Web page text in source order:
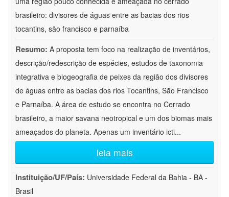
brasileiro: divisores de águas entre as bacias dos rios
tocantins, são francisco e parnaíba
Resumo: A proposta tem foco na realização de inventários,
descrição/redescrição de espécies, estudos de taxonomia
integrativa e biogeografia de peixes da região dos divisores
de águas entre as bacias dos rios Tocantins, São Francisco
e Parnaíba. A área de estudo se encontra no Cerrado
brasileiro, a maior savana neotropical e um dos biomas mais
ameaçados do planeta. Apenas um inventário icti...
leia mais
Instituição/UF/País: Universidade Federal da Bahia - BA -
Brasil